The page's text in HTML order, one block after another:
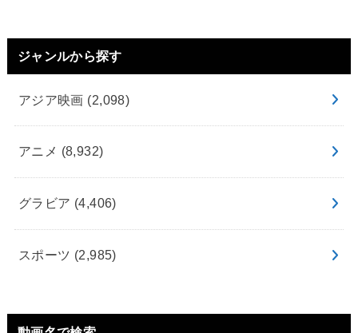
ジャンルから探す
アジア映画 (2,098)
アニメ (8,932)
グラビア (4,406)
スポーツ (2,985)